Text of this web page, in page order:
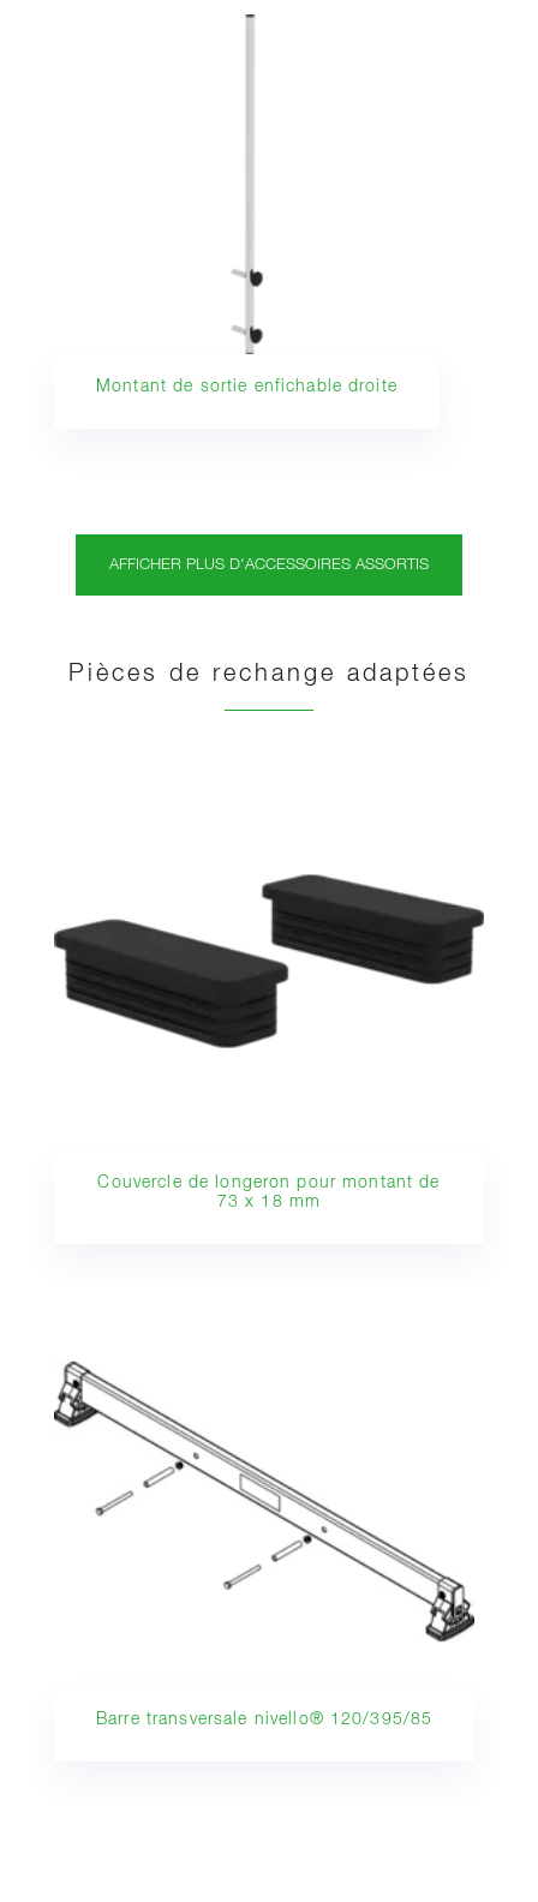
Montant de sortie enfichable droite
AFFICHER PLUS D'ACCESSOIRES ASSORTIS
Pièces de rechange adaptées
Couvercle de longeron pour montant de
73 x 18 mm
Barre transversale nivello® 120/395/85